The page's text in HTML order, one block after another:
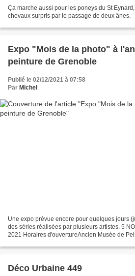
Ça marche aussi pour les poneys du St
chevaux surpris par le passage de deux ânes.
Expo "Mois de la photo" à
peinture de Grenoble
Publié le 02/12/2021 à 07:58
Par Michel
Une expo prévue encore pour quelques jours
des séries réalisées par plusieurs artistes. 5
2021 Horaires d'ouvertureAncien Musée de
Déco Urbaine 449